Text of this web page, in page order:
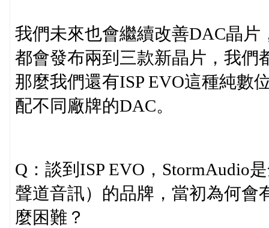
我們未來也會繼續改善DAC晶片
都會發布兩到三款新晶片，我們
那麼我們還有ISP EVO這種純數
配不同廠牌的DAC。
Q：談到ISP EVO，StormAudio
聲道音訊）的品牌，當初為何會
麼困難？